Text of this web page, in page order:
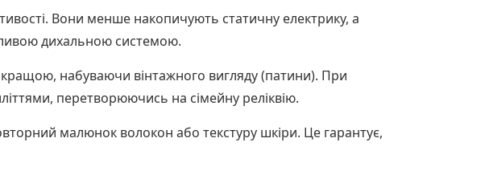
Вони менше накопичують статичну електрику, а
дихальною системою.
набуваючи вінтажного вигляду (патини). При
перетворюючись на сімейну реліквію.
малюнок волокон або текстуру шкіри. Це гарантує,